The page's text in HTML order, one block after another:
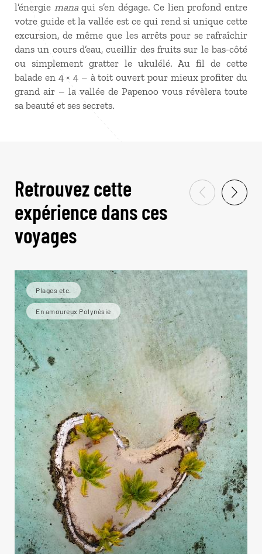
l’énergie manaqui s’en dégage. Ce lien profond entre
votre guide et la vallée est ce qui rend si unique cette
excursion, de même que les arrêts pour se rafraîchir
dans un cours d’eau, cueillir des fruits sur le bas-côté
ou simplement gratter le ukulélé. Au fil de cette
balade en 4 × 4 – à toit ouvert pour mieux profiter du
grand air – la vallée de Papenoo vous révèlera toute
sa beauté et ses secrets.
Retrouvez cette
expérience dans ces
voyages
Plages etc.
En amoureux Polynésie